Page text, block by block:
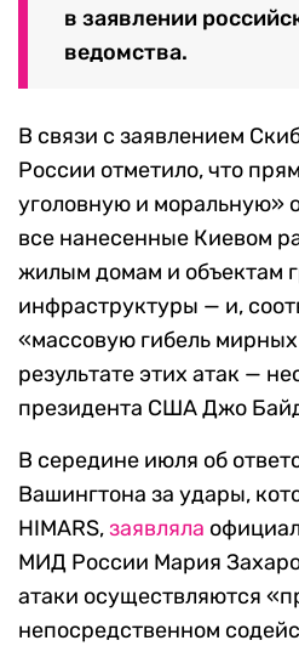
в заявлении
ведомства.
В связи с заявлением
России отметило, что
уголовную и моральную»
все нанесенные Киевом
жилым домам и объектам
инфраструктуры — и,
«массовую гибель
результате этих атак —
президента США Джо
В середине июля об
Вашингтона за удары,
HIMARS,заявляла
МИД России Мария
атаки осуществляются
непосредственном